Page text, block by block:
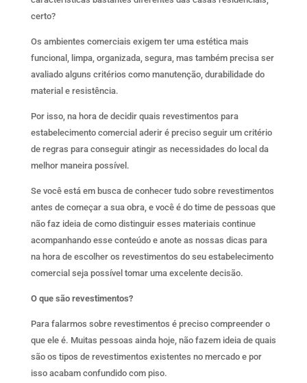
certo?
Os ambientes comerciais exigem ter uma estética mais
funcional, limpa, organizada, segura, mas também precisa ser
avaliado alguns critérios como manutenção, durabilidade do
material e resistência.
Por isso, na hora de decidir quais revestimentos para
estabelecimento comercial aderir é preciso seguir um critério
de regras para conseguir atingir as necessidades do local da
melhor maneira possível.
Se você está em busca de conhecer tudo sobre revestimentos
antes de começar a sua obra, e você é do time de pessoas que
não faz ideia de como distinguir esses materiais continue
acompanhando esse conteúdo e anote as nossas dicas para
na hora de escolher os revestimentos do seu estabelecimento
comercial seja possível tomar uma excelente decisão.
O que são revestimentos?
Para falarmos sobre revestimentos é preciso compreender o
que ele é. Muitas pessoas ainda hoje, não fazem ideia de quais
são os tipos de revestimentos existentes no mercado e por
isso acabam confundido com piso.